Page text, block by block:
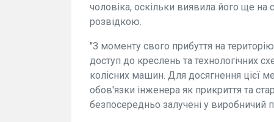
чоловіка, оскільки виявила його ще на
розвідкою.
"З моменту свого прибуття на
доступ до креслень та технологічних
колісних машин. Для досягнення цієї
обов'язки інженера як прикриття та
безпосередньо залучені у виробничий